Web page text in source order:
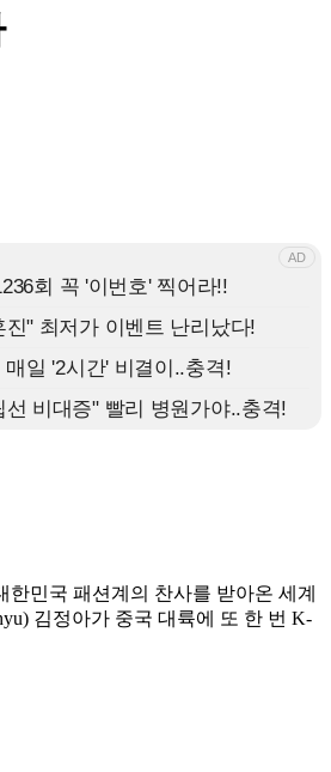
한민국 패션계의 찬사를 받아온 세계
김정아가 중국 대륙에 또 한 번 K-